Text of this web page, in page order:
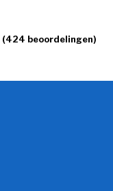
(424 beoordelingen)